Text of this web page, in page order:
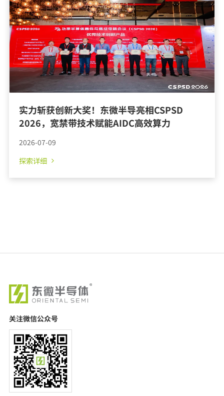
实力斩获创新大奖！东微半导亮相CSPSD
2026，宽禁带技术赋能AIDC高效算力
2026-07-09
关注微信公众号